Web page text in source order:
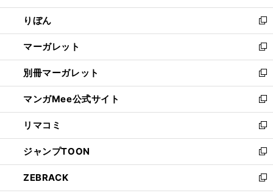
開
く
ウ
で
開
く
ン
ド
ウ
で
開
く
ウ
ィ
ン
ド
ウ
で
開
く
りぼん
新
し
い
ウ
ィ
ン
ド
ウ
で
開
く
マーガレット
新
し
い
ウ
ィ
ン
ド
ウ
で
開
く
別冊マーガレット
新
し
い
ウ
ィ
ン
ド
ウ
で
開
マンガMee公式サイト
新
し
い
ウ
ィ
ン
ド
リマコミ
新
し
い
ウ
ィ
ジャンプTOON
新
し
い
ZEBRACK
新